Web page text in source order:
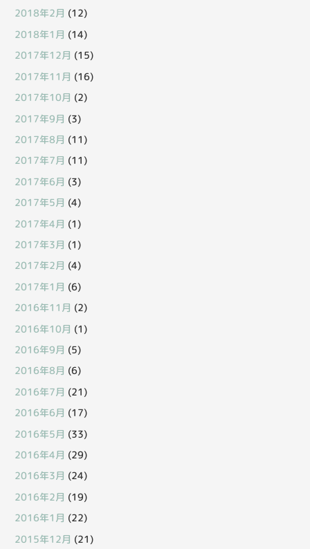
2018年2月 (12)
2018年1月 (14)
2017年12月 (15)
2017年11月 (16)
2017年10月 (2)
2017年9月 (3)
2017年8月 (11)
2017年7月 (11)
2017年6月 (3)
2017年5月 (4)
2017年4月 (1)
2017年3月 (1)
2017年2月 (4)
2017年1月 (6)
2016年11月 (2)
2016年10月 (1)
2016年9月 (5)
2016年8月 (6)
2016年7月 (21)
2016年6月 (17)
2016年5月 (33)
2016年4月 (29)
2016年3月 (24)
2016年2月 (19)
2016年1月 (22)
2015年12月 (21)